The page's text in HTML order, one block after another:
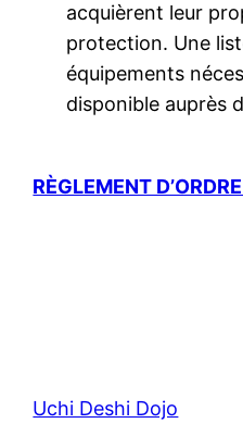
acquièrent leur
protection. Une
équipements
disponible auprès
RÈGLEMENT
Uchi Deshi Dojo